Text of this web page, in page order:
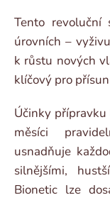
Tento
úrovních –
k růstu nových
klíčový pro
Účinky
měsíci
usnadňuje
silnějšími,
Bionetic lze